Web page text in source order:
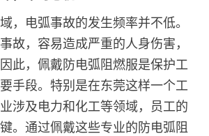
，电弧事故的发生频率并不低。
故，容易造成严重的人身伤害，
此，佩戴防电弧阻燃服是保护工
手段。特别是在东莞这样一个工
涉及电力和化工等领域，员工的
。通过佩戴这些专业的防电弧阻